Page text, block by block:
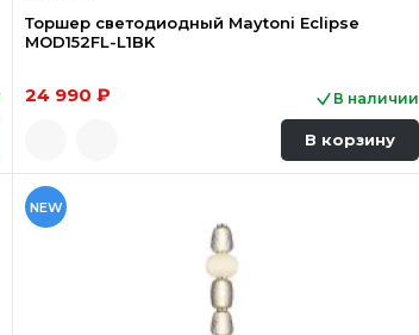
Торшер светодиодный Maytoni Eclipse
MOD152FL-L1BK
24 990 ₽ В наличии
В корзину
NEW